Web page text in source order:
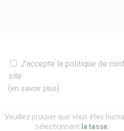
laisser
ce
champ
J'accepte la politique de
site
(en savoir plus)
Veuillez prouver que vous êtes
sélectionnantla tasse.